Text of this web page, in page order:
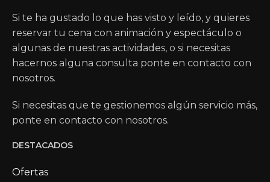
Si te ha gustado lo que has visto y leído, y quieres
reservar tu cena con animación y espectáculo o
algunas de nuestras actividades, o si necesitas
hacernos alguna consulta ponte en contacto con
nosotros.
Si necesitas que te gestionemos algún servicio más,
ponte en contacto con nosotros.
DESTACADOS
Ofertas